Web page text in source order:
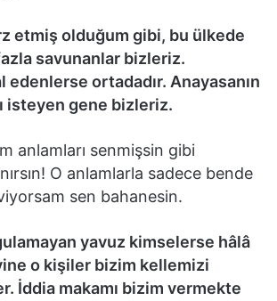
etmiş olduğum gibi, bu ülkede
savunanlar bizleriz.
edenlerse ortadadır. Anayasanın
isteyen gene bizleriz.
anlamları senmişsin gibi
O anlamlarla sadece bende
sen bahanesin.
yavuz kimselerse hâlâ
o kişiler bizim kellemizi
İddia makamı bizim vermekte